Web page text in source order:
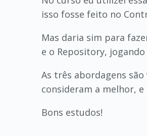
isso fosse feito no
Mas daria sim para
e o Repository,
As três abordagens
consideram a melhor,
Bons estudos!